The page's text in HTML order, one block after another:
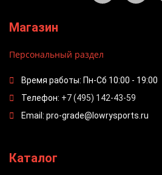
Магазин
Персональный раздел
Время работы: Пн-Сб 10:00 - 19:00
Телефон: +7 (495) 142-43-59
Email: pro-grade@lowrysports.ru
Каталог